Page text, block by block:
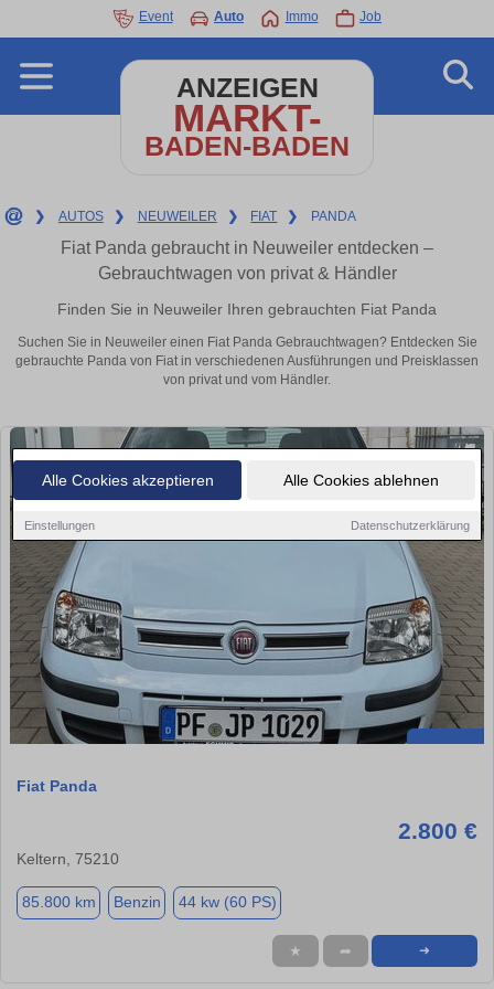
Alle Cookies akzeptieren Alle Cookies ablehnen
Einstellungen Datenschutzerklärung
Event Auto Immo Job
ANZEIGEN
MARKT-
BADEN-BADEN
❯ AUTOS ❯ NEUWEILER ❯ FIAT ❯ PANDA
Fiat Panda gebraucht in Neuweiler entdecken –
Gebrauchtwagen von privat & Händler
Finden Sie in Neuweiler Ihren gebrauchten Fiat Panda
Suchen Sie in Neuweiler einen Fiat Panda Gebrauchtwagen? Entdecken Sie
gebrauchte Panda von Fiat in verschiedenen Ausführungen und Preisklassen
von privat und vom Händler.
Fiat Panda
2.800 €
Keltern, 75210
85.800 km Benzin 44 kw (60 PS)
★ ➦ ➜